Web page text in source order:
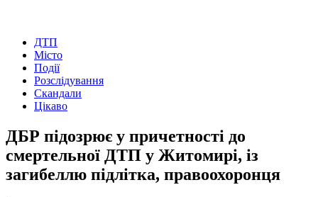
ДТП
Місто
Події
Розслідування
Скандали
Цікаво
ДБР підозрює у причетності до
смертельної ДТП у Житомирі, із
загибеллю підлітка, правоохоронця